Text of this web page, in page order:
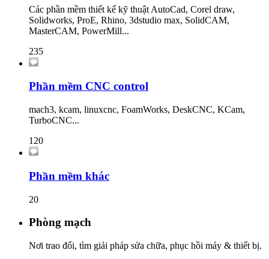
Các phần mềm thiết kế kỹ thuật AutoCad, Corel draw,
Solidworks, ProE, Rhino, 3dstudio max, SolidCAM,
MasterCAM, PowerMill...
235
Phần mềm CNC control
mach3, kcam, linuxcnc, FoamWorks, DeskCNC, KCam,
TurboCNC...
120
Phần mềm khác
20
Phòng mạch
Nơi trao đổi, tìm giải pháp sửa chữa, phục hồi máy & thiết bị.